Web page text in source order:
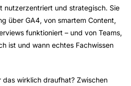
nutzerzentriert und strategisch. Sie
über GA4, von smartem Content,
funktioniert – und von Teams,
ist und wann echtes Fachwissen
wirklich draufhat? Zwischen